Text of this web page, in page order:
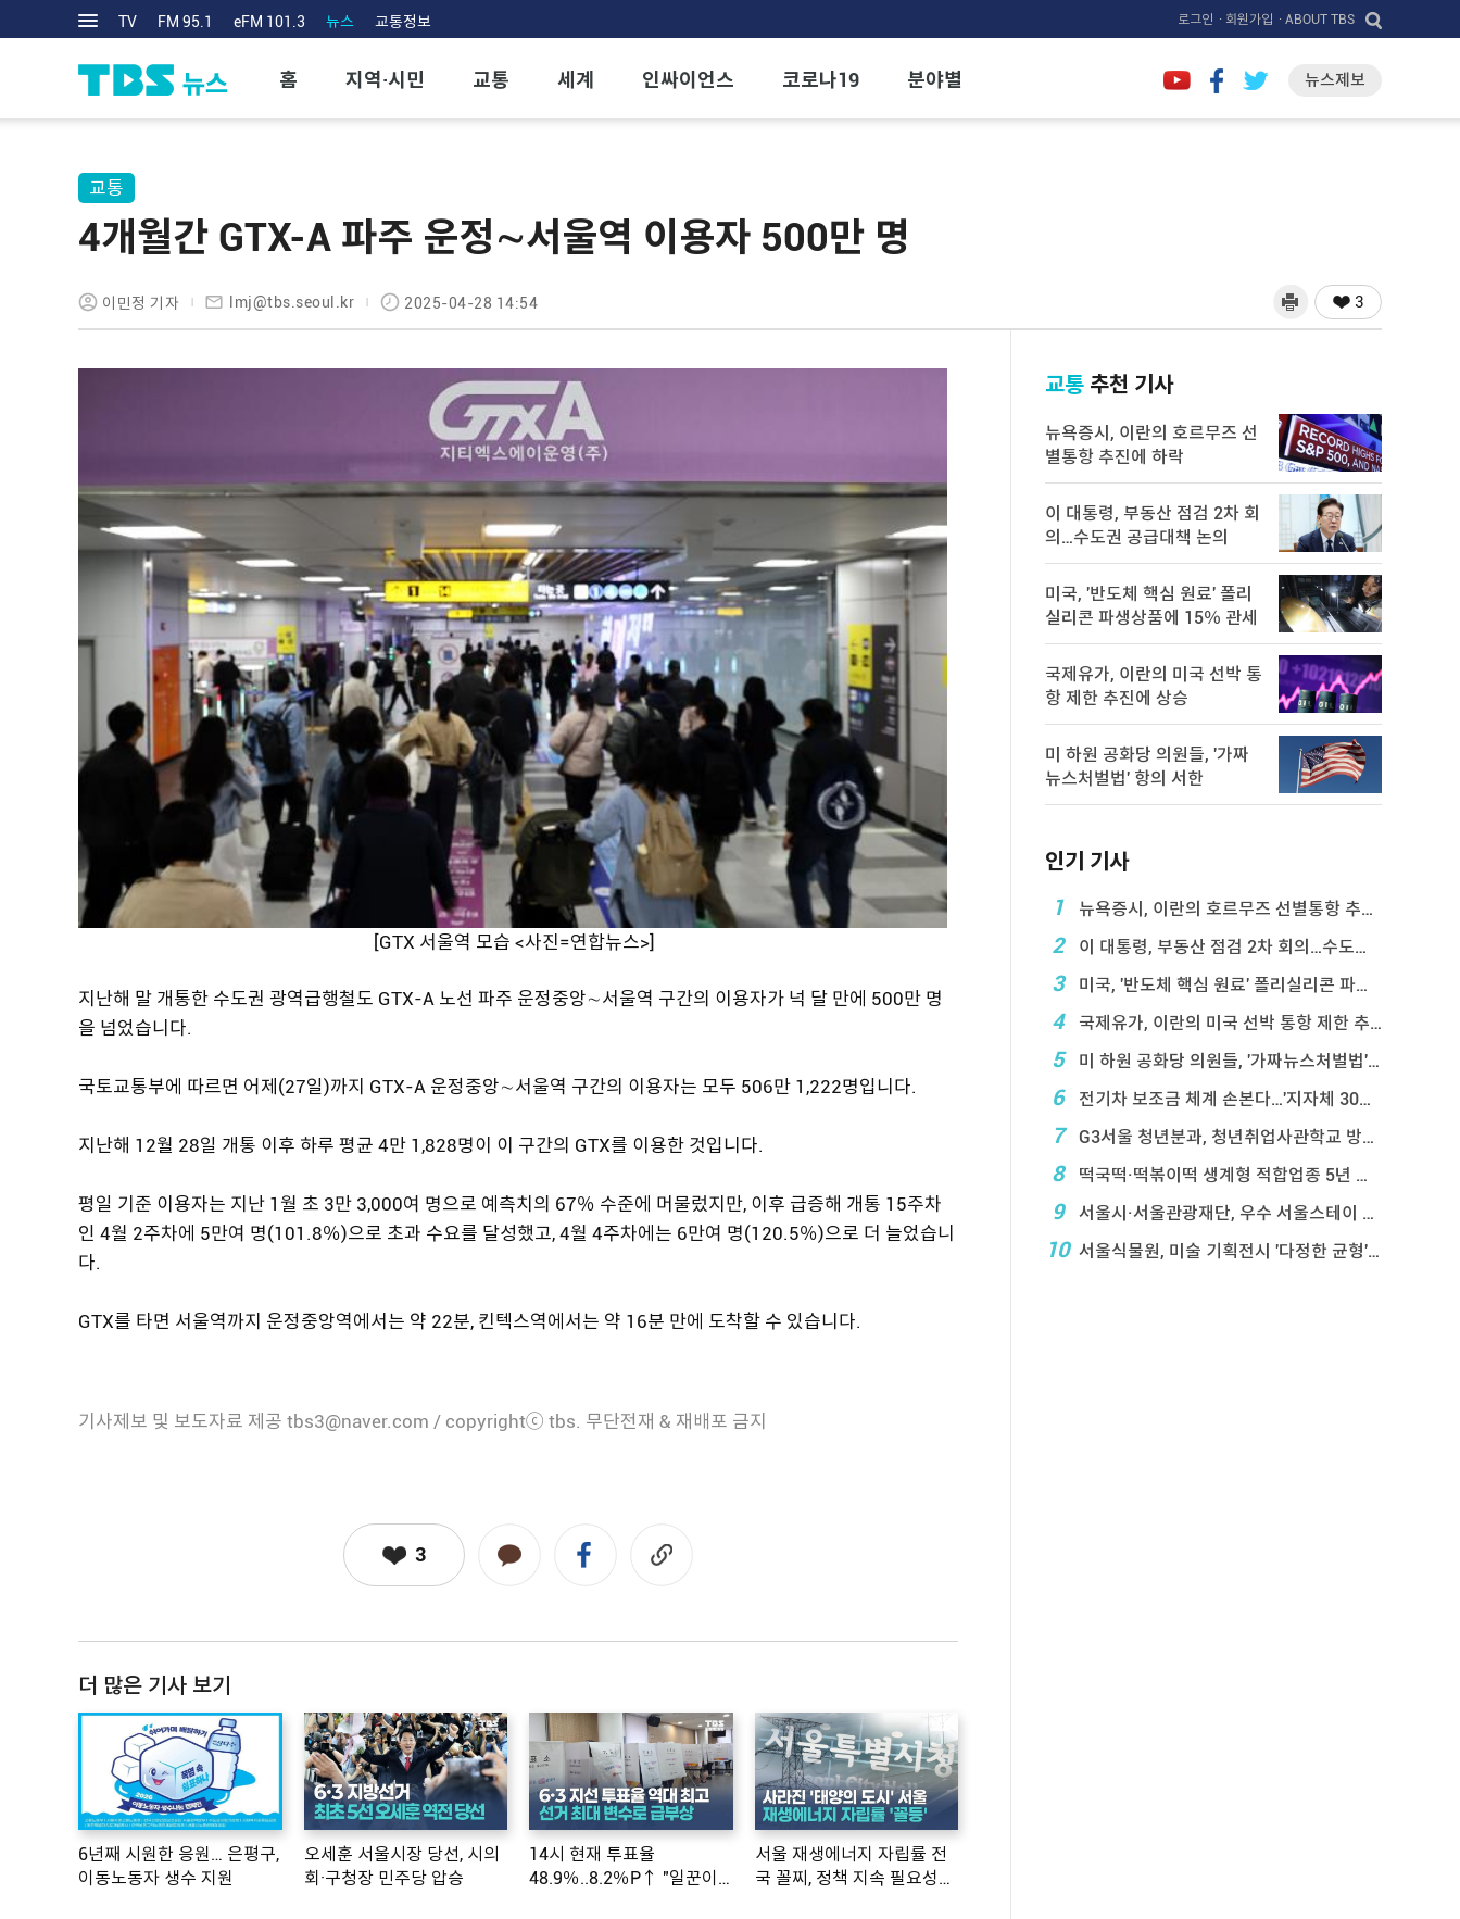
TV FM 95.1 eFM 101.3 뉴스 교통정보 로그인 · 회원가입 · ABOUT TBS
홈 지역·시민 교통 세계 인싸이언스 코로나19 분야별 뉴스제보
교통
4개월간 GTX-A 파주 운정∼서울역 이용자 500만 명
이민정 기자 lmj@tbs.seoul.kr 2025-04-28 14:54 3
[GTX 서울역 모습 <사진=연합뉴스>]
지난해 말 개통한 수도권 광역급행철도 GTX-A 노선 파주 운정중앙∼서울역 구간의 이용자가 넉 달 만에 500만 명
을 넘었습니다.
국토교통부에 따르면 어제(27일)까지 GTX-A 운정중앙∼서울역 구간의 이용자는 모두 506만 1,222명입니다.
지난해 12월 28일 개통 이후 하루 평균 4만 1,828명이 이 구간의 GTX를 이용한 것입니다.
평일 기준 이용자는 지난 1월 초 3만 3,000여 명으로 예측치의 67％ 수준에 머물렀지만, 이후 급증해 개통 15주차
인 4월 2주차에 5만여 명(101.8％)으로 초과 수요를 달성했고, 4월 4주차에는 6만여 명(120.5％)으로 더 늘었습니
다.
GTX를 타면 서울역까지 운정중앙역에서는 약 22분, 킨텍스역에서는 약 16분 만에 도착할 수 있습니다.
기사제보 및 보도자료 제공 tbs3@naver.com / copyrightⓒ tbs. 무단전재 & 재배포 금지
3
더 많은 기사 보기
6년째 시원한 응원… 은평구,
이동노동자 생수 지원
오세훈 서울시장 당선, 시의
회·구청장 민주당 압승
14시 현재 투표율
48.9％..8.2％P↑ "일꾼이
서울 재생에너지 자립률 전
국 꼴찌, 정책 지속 필요성
교통 추천 기사
뉴욕증시, 이란의 호르무즈 선
별통항 추진에 하락
이 대통령, 부동산 점검 2차 회
의…수도권 공급대책 논의
미국, '반도체 핵심 원료' 폴리
실리콘 파생상품에 15％ 관세
국제유가, 이란의 미국 선박 통
항 제한 추진에 상승
미 하원 공화당 의원들, '가짜
뉴스처벌법' 항의 서한
인기 기사
1
뉴욕증시, 이란의 호르무즈 선별통항 추진에 하락
2 이 대통령, 부동산 점검 2차 회의…수도권 공급대책 ...
3 미국, '반도체 핵심 원료' 폴리실리콘 파생상품에 ...
4 국제유가, 이란의 미국 선박 통항 제한 추진에 상승
5 미 하원 공화당 의원들, '가짜뉴스처벌법' 항의 서한
6 전기차 보조금 체계 손본다…'지자체 30％ 매칭' ...
7 G3서울 청년분과, 청년취업사관학교 방문…성장 지원 ...
8 떡국떡·떡볶이떡 생계형 적합업종 5년 연장…대기업 ...
9 서울시·서울관광재단, 우수 서울스테이 18곳 선정
10 서울식물원, 미술 기획전시 '다정한 균형' 연계프로 ...